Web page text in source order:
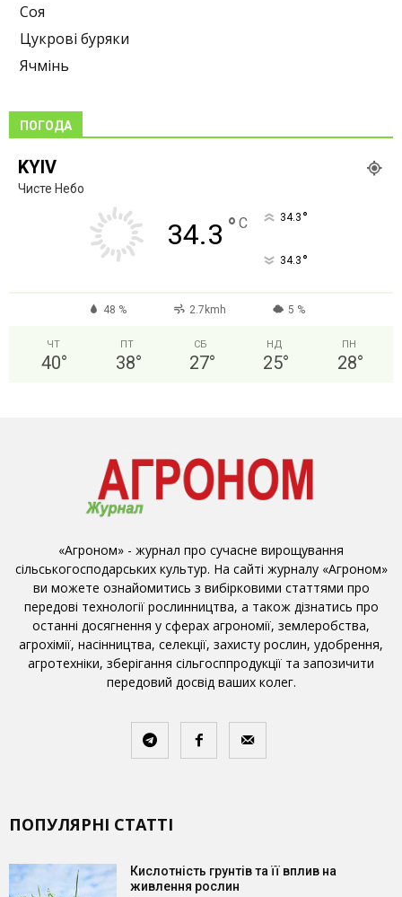
Соя
Цукрові буряки
Ячмінь
ПОГОДА
KYIV
Чисте Небо
34.3 ° C 34.3 °
34.3 °
48 % 2.7kmh 5 %
ЧТ
40°
ПТ
38°
СБ
27°
НД
25°
ПН
28°
«Агроном» - журнал про сучасне вирощування
сільськогосподарських культур. На сайті журналу «Агроном»
ви можете ознайомитись з вибірковими статтями про
передові технології рослинництва, а також дізнатись про
останні досягнення у сферах агрономії, землеробства,
агрохімії, насінництва, селекції, захисту рослин, удобрення,
агротехніки, зберігання сільгосппродукції та запозичити
передовий досвід ваших колег.
ПОПУЛЯРНІ СТАТТІ
Кислотність грунтів та її вплив на
живлення рослин